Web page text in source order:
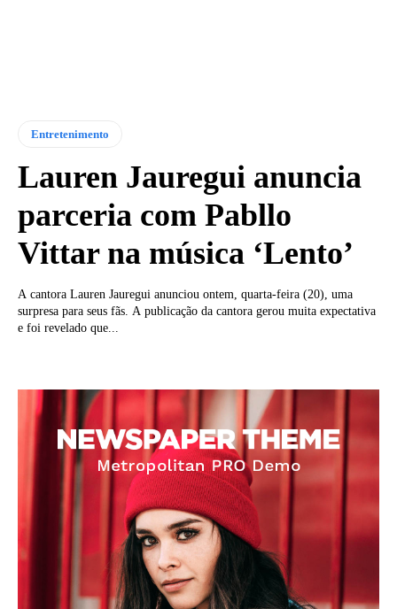
Entretenimento
Lauren Jauregui anuncia
parceria com Pabllo
Vittar na música ‘Lento’
A cantora Lauren Jauregui anunciou ontem, quarta-feira (20), uma
surpresa para seus fãs. A publicação da cantora gerou muita expectativa
e foi revelado que...